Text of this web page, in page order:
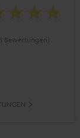
Bewertungen)